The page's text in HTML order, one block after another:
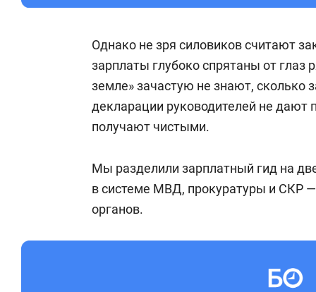
Однако не зря силовиков считают
зарплаты глубоко спрятаны от
земле» зачастую не знают, сколько
декларации руководителей не дают
получают чистыми.
Мы разделили зарплатный гид на
в системе МВД, прокуратуры и СКР
органов.